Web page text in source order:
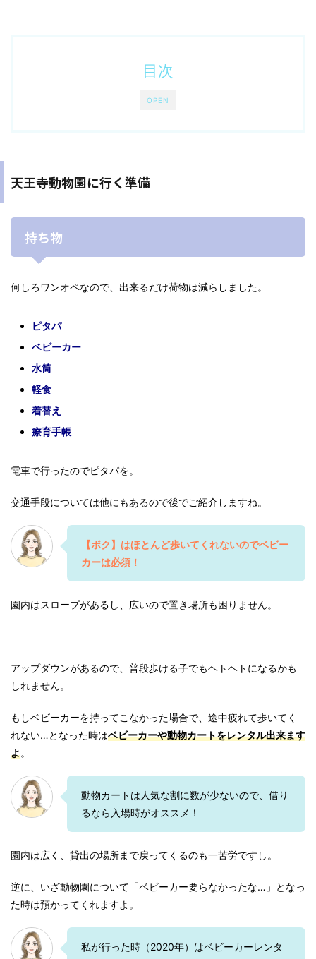
OPEN
目次
天王寺動物園に行く準備
持ち物
何しろワンオペなので、出来るだけ荷物は減らしました。
ピタパ
ベビーカー
水筒
軽食
着替え
療育手帳
電車で行ったのでピタパを。
交通手段については他にもあるので後でご紹介しますね。
【ボク】はほとんど歩いてくれないのでベビー
カーは必須！
園内はスロープがあるし、広いので置き場所も困りません。
アップダウンがあるので、普段歩ける子でもヘトヘトになるかも
しれません。
もしベビーカーを持ってこなかった場合で、途中疲れて歩いてく
れない…となった時はベビーカーや動物カートをレンタル出来ます
よ。
動物カートは人気な割に数が少ないので、借り
るなら入場時がオススメ！
園内は広く、貸出の場所まで戻ってくるのも一苦労ですし。
逆に、いざ動物園について「ベビーカー要らなかったな…」となっ
た時は預かってくれますよ。
私が行った時（2020年）はベビーカーレンタ